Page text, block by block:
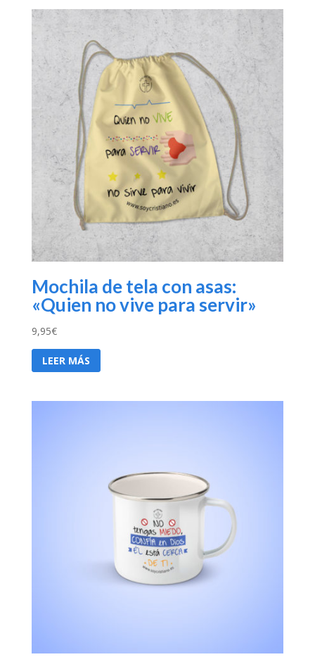
Mochila de tela con asas:
«Quien no vive para servir»
9,95€
LEER MÁS